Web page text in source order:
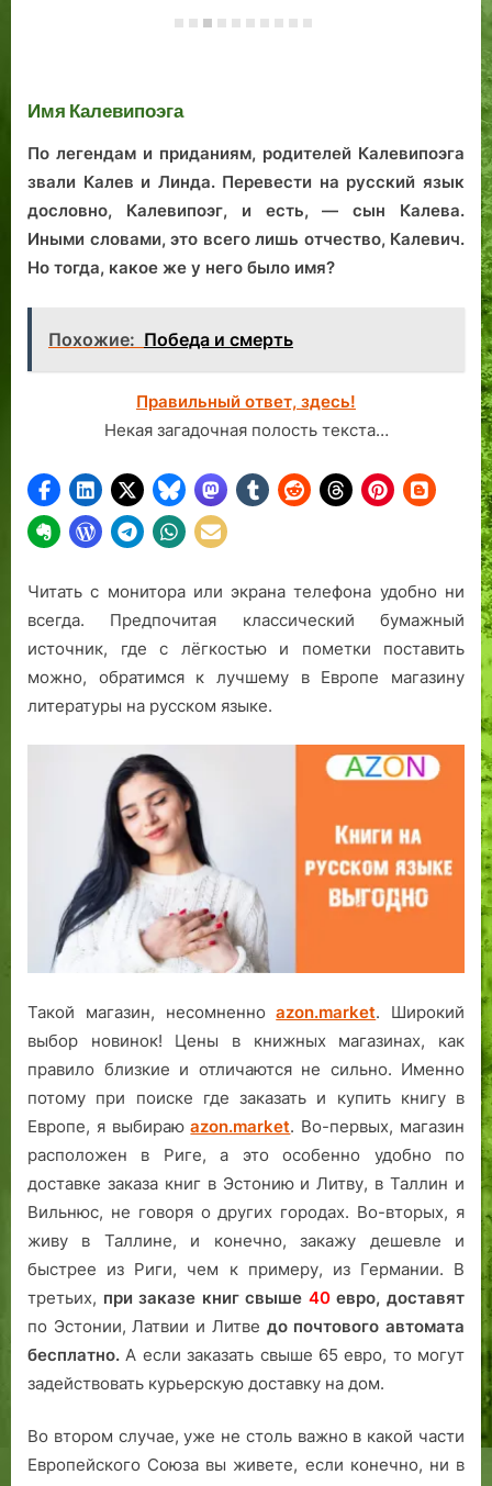
алом фоне: флаг
Имя Калевипоэга
По легендам и приданиям, родителей Калевипоэга
звали Калев и Линда. Перевести на русский язык
дословно, Калевипоэг, и есть, — сын Калева.
Иными словами, это всего лишь отчество, Калевич.
Но тогда, какое же у него было имя?
Похожие: Победа и смерть
Правильный ответ, здесь!
Некая загадочная полость текста…
Читать с монитора или экрана телефона удобно ни
всегда. Предпочитая классический бумажный
источник, где с лёгкостью и пометки поставить
можно, обратимся к лучшему в Европе магазину
литературы на русском языке.
Такой магазин, несомненноazon.market. Широкий
выбор новинок! Цены в книжных магазинах, как
правило близкие и отличаются не сильно. Именно
потому при поиске где заказать и купить книгу в
Европе, я выбираюazon.market. Во-первых, магазин
расположен в Риге, а это особенно удобно по
доставке заказа книг в Эстонию и Литву, в Таллин и
Вильнюс, не говоря о других городах. Во-вторых, я
живу в Таллине, и конечно, закажу дешевле и
быстрее из Риги, чем к примеру, из Германии. В
третьих, при заказе книг свыше 40евро, доставят
по Эстонии, Латвии и Литве до почтового автомата
бесплатно. А если заказать свыше 65 евро, то могут
задействовать курьерскую доставку на дом.
Во втором случае, уже не столь важно в какой части
Европейского Союза вы живете, если конечно, ни в